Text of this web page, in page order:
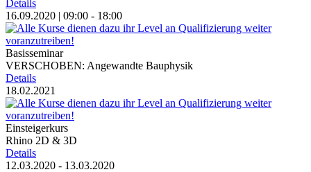
Details
16.09.2020 | 09:00 - 18:00
Basisseminar
VERSCHOBEN: Angewandte Bauphysik
Details
18.02.2021
Einsteigerkurs
Rhino 2D & 3D
Details
12.03.2020 - 13.03.2020